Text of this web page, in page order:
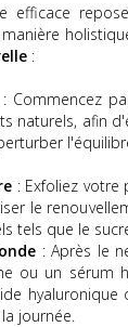
efficace
:
Commencez
naturels, afin
: Exfoliez votre
le
tels que le
: Après le
ou un sérum
journée.